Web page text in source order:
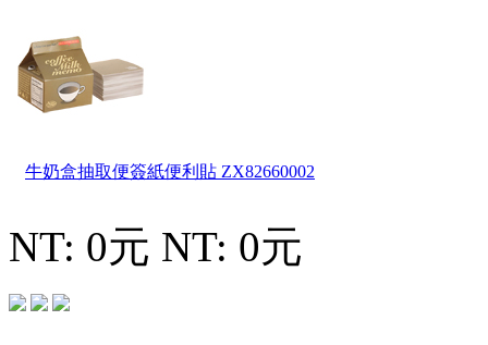
牛奶盒抽取便簽紙便利貼 ZX82660002
NT: 0元 NT: 0元